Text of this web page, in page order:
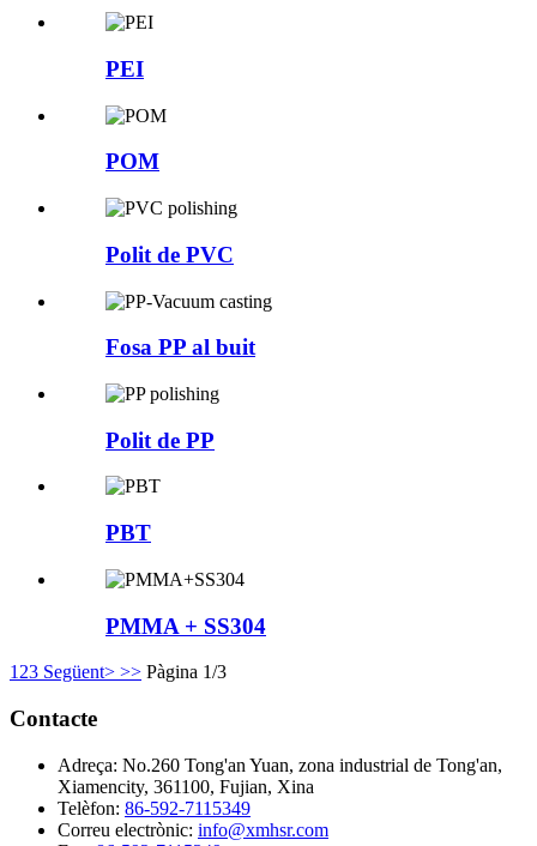
PEI
POM
Polit de PVC
Fosa PP al buit
Polit de PP
PBT
PMMA + SS304
1 23 Següent> >> Pàgina 1/3
Contacte
Adreça: No.260 Tong'an Yuan, zona industrial de Tong'an,
Xiamencity, 361100, Fujian, Xina
Telèfon: 86-592-7115349
Correu electrònic: info@xmhsr.com